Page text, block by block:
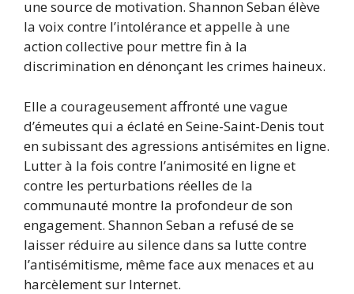
une source de motivation. Shannon Seban élève
la voix contre l’intolérance et appelle à une
action collective pour mettre fin à la
discrimination en dénonçant les crimes haineux.
Elle a courageusement affronté une vague
d’émeutes qui a éclaté en Seine-Saint-Denis tout
en subissant des agressions antisémites en ligne.
Lutter à la fois contre l’animosité en ligne et
contre les perturbations réelles de la
communauté montre la profondeur de son
engagement. Shannon Seban a refusé de se
laisser réduire au silence dans sa lutte contre
l’antisémitisme, même face aux menaces et au
harcèlement sur Internet.